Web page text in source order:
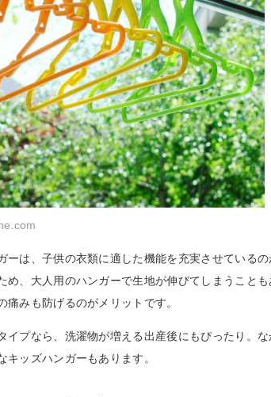
ーは、子供の衣類に適した機能を充実させている
め、大人用のハンガーで生地が伸びてしまうこと
痛みも防げるのがメリットです。
イプなら、洗濯物が増える出産後にもぴったり。
キッズハンガーもあります。